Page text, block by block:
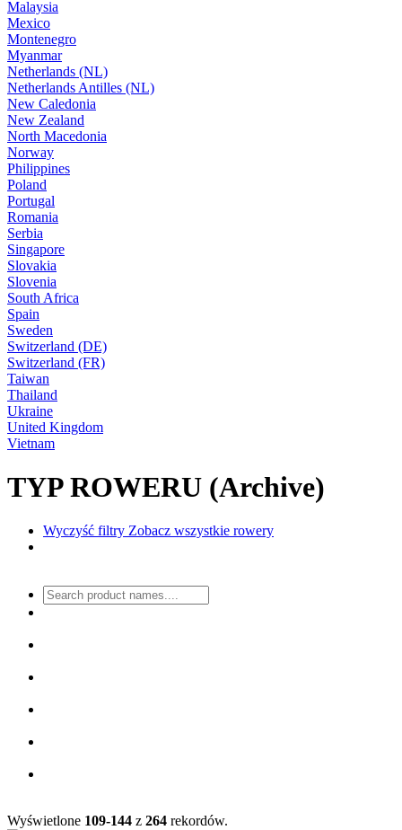
Malaysia
Mexico
Montenegro
Myanmar
Netherlands (NL)
Netherlands Antilles (NL)
New Caledonia
New Zealand
North Macedonia
Norway
Philippines
Poland
Portugal
Romania
Serbia
Singapore
Slovakia
Slovenia
South Africa
Spain
Sweden
Switzerland (DE)
Switzerland (FR)
Taiwan
Thailand
Ukraine
United Kingdom
Vietnam
TYP ROWERU (Archive)
Wyczyść filtry Zobacz wszystkie rowery
Wyświetlone 109-144 z 264 rekordów.